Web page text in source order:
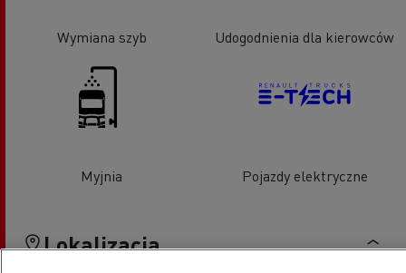
Wymiana szyb Udogodnienia dla kierowców
Myjnia Pojazdy elektryczne
Lokalizacja